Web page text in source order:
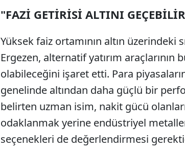
"FAZİ GETİRİSİ ALTINI
Yüksek faiz ortamının altın üzerindeki
Ergezen, alternatif yatırım araçlarının
olabileceğini işaret etti. Para
genelinde altından daha güçlü bir
belirten uzman isim, nakit gücü
odaklanmak yerine endüstriyel
seçenekleri de değerlendirmesi